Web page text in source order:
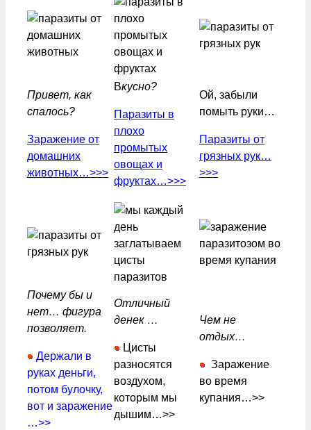
Привет, как
спалось?
Заражение от
домашних
животных…>>>
Вкусно?
Паразиты в
плохо
промытых
овощах и
фруктах…>>>
Ой, забыли
помыть руки…
Паразиты от
грязных рук…
>>>
Почему бы и
нет… фигура
позволяет.
Держали в
руках деньги,
потом булочку,
вот и заражение
…>>
Отличный
денек …
Цисты
разносятся
воздухом,
которым мы
дышим…>>
Чем не
отдых…
Заражение
во время
купания…>>